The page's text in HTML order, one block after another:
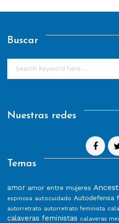
Buscar
Nuestras redes
Temas
amor amor entre mujeres
espinosa autocuidado Autodefensa
autorretrato autorretrato feminista
calaveras feministas calaveras